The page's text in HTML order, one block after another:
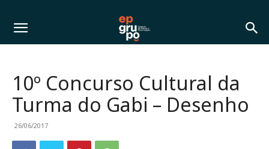
10º Concurso Cultural da
Turma do Gabi – Desenho
26/06/2017